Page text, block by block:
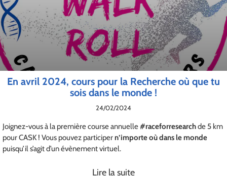
En avril 2024, cours pour la Recherche où que tu
sois dans le monde !
24/02/2024
Joignez-vous à la première course annuelle#raceforresearchde 5 km
pour CASK ! Vous pouvez participern’importe où dans le monde
puisqu’il s’agit d’un évènement virtuel.
Lire la suite